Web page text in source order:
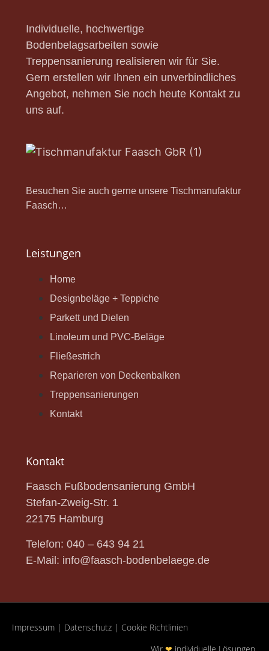
Individuelle, hochwertige
Bodenbelagsarbeiten sowie
Treppensanierung realisieren wir für Sie.
Gern erstellen wir Ihnen ein unverbindliches
Angebot, nehmen Sie noch heute Kontakt zu
uns auf.
Besuchen Sie auch gerne unsere Tischmanufaktur
Faasch…
Leistungen
Home
Designbeläge + Teppiche
Parkett und Dielen
Linoleum und PVC-Beläge
Fließestrich
Reparieren von Deckenbalken
Treppensanierungen
Kontakt
Kontakt
Faasch Fußbodensanierung GmbH
Stefan-Zweig-Str. 1
22175 Hamburg
Telefon: 040 – 643 94 21
E-Mail: info@faasch-bodenbelaege.de
Impressum | Datenschutz | Cookie Richtlinien